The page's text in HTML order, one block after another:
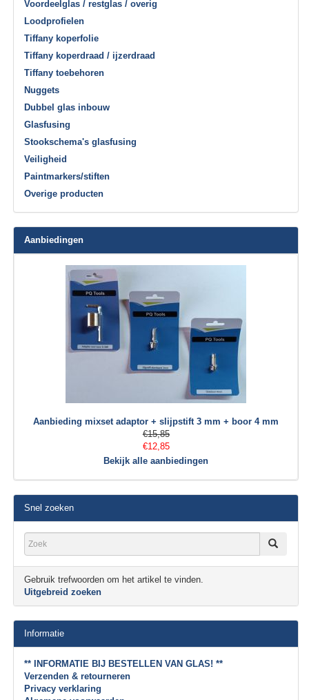
Voordeelglas / restglas / overig
Loodprofielen
Tiffany koperfolie
Tiffany koperdraad / ijzerdraad
Tiffany toebehoren
Nuggets
Dubbel glas inbouw
Glasfusing
Stookschema's glasfusing
Veiligheid
Paintmarkers/stiften
Overige producten
Aanbiedingen
Aanbieding mixset adaptor + slijpstift 3 mm + boor 4 mm
€15,85
€12,85
Bekijk alle aanbiedingen
Snel zoeken
Gebruik trefwoorden om het artikel te vinden.
Uitgebreid zoeken
Informatie
** INFORMATIE BIJ BESTELLEN VAN GLAS! **
Verzenden & retourneren
Privacy verklaring